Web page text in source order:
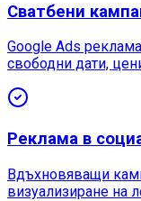
Сватбени
Google Ads
свободни дати,
Реклама в
Вдъхновяващи
визуализиране на